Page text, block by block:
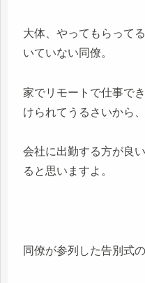
大体、やってもらって
いていない同僚。
家でリモートで仕事で
けられてうるさいから、
会社に出勤する方が良
ると思いますよ。
同僚が参列した告別式